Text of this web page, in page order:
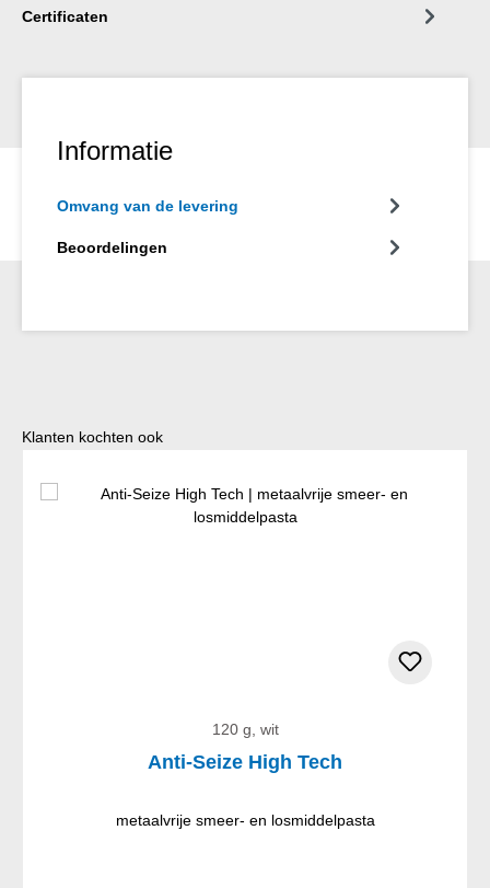
Certificaten
Informatie
Omvang van de levering
Beoordelingen
Productgalerij overslaan
Klanten kochten ook
120 g, wit
Anti-Seize High Tech
metaalvrije smeer- en losmiddelpasta